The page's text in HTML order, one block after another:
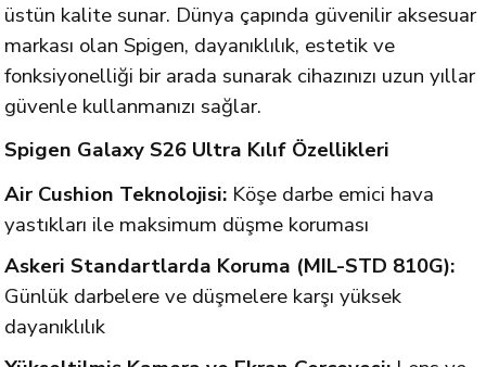
üstün kalite sunar. Dünya çapında güvenilir aksesuar
markası olan Spigen, dayanıklılık, estetik ve
fonksiyonelliği bir arada sunarak cihazınızı uzun yıllar
güvenle kullanmanızı sağlar.
Spigen Galaxy S26 Ultra Kılıf Özellikleri
Air Cushion Teknolojisi: Köşe darbe emici hava
yastıkları ile maksimum düşme koruması
Askeri Standartlarda Koruma (MIL-STD 810G):
Günlük darbelere ve düşmelere karşı yüksek
dayanıklılık